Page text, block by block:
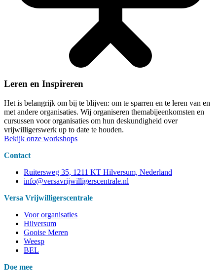
Leren en Inspireren
Het is belangrijk om bij te blijven: om te sparren en te leren van en
met andere organisaties. Wij organiseren themabijeenkomsten en
cursussen voor organisaties om hun deskundigheid over
vrijwilligerswerk up to date te houden.
Bekijk onze workshops
Contact
Ruitersweg 35, 1211 KT Hilversum, Nederland
info@versavrijwilligerscentrale.nl
Versa Vrijwilligerscentrale
Voor organisaties
Hilversum
Gooise Meren
Weesp
BEL
Doe mee